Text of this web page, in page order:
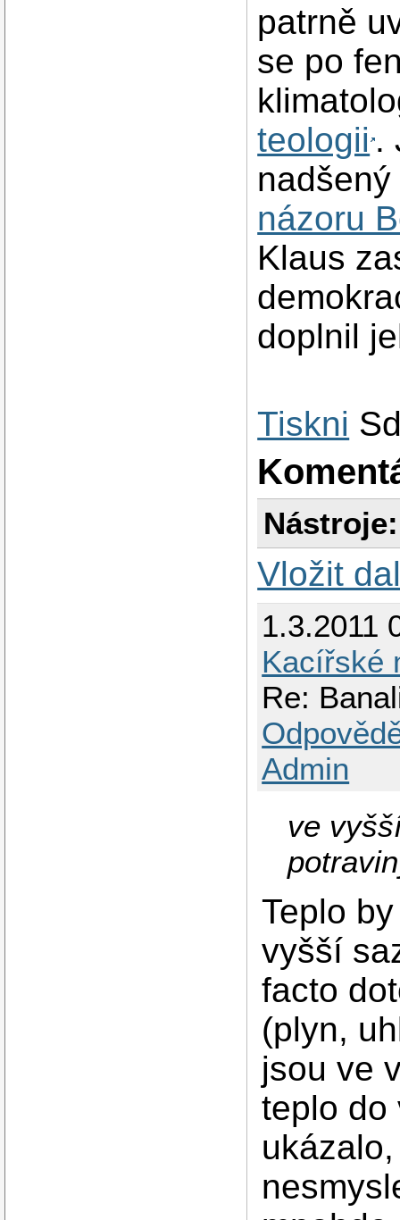
patrně
se po
teologii .
názoru
Klaus
doplnil
Tiskni
Nástroje:
Vložit
1.3.2011
Kacířské
Re:
Admin
ve
Teplo
vyšší
facto
(plyn,
jsou ve
teplo do